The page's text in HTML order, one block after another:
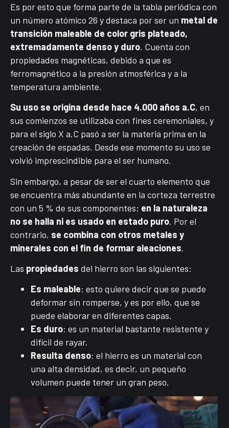
Es por esto que forma parte de la tabla periódica con
un número atómico 26 y destaca por ser un metal de
transición maleable de color gris plateado,
extremadamente denso y duro. Cuenta con
propiedades magnéticas, debido a que es
ferromagnético a la presión atmosférica y a la
temperatura ambiente.
Su uso se origina desde hace 4.000 años a.C, en
sus comienzos se utilizaba con fines ceremoniales, y
para el siglo X a.C pasó a ser la materia prima en la
creación de espadas. Desde ese momento su uso se
volvió imprescindible para el ser humano.
Sin embargo, a pesar de ser el cuarto elemento que
se encuentra más abundante en la corteza terrestre
con un 5 % de sus componentes; en la naturaleza
no se halla ni es usado en estado puro. Por el
contrario, se combina con otros metales y
minerales con el fin de formar aleaciones.
Las propiedades del hierro son las siguientes:
Es maleable: esto quiere decir que se puede
deformar sin romperse, y es por ello, que se
puede elaborar en diferentes capas.
Es duro: es un material bastante resistente y
difícil de rayar.
Resulta denso: el hierro es un material con
una alta densidad, es decir, un pequeño
volumen puede tener un gran peso.